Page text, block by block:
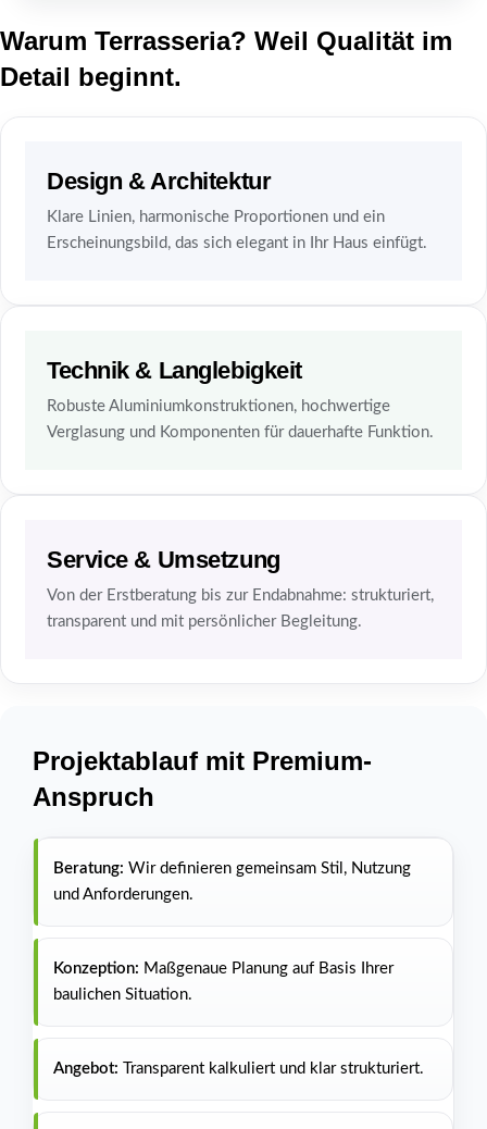
Warum Terrasseria? Weil Qualität im
Detail beginnt.
Design & Architektur
Klare Linien, harmonische Proportionen und ein
Erscheinungsbild, das sich elegant in Ihr Haus einfügt.
Technik & Langlebigkeit
Robuste Aluminiumkonstruktionen, hochwertige
Verglasung und Komponenten für dauerhafte Funktion.
Service & Umsetzung
Von der Erstberatung bis zur Endabnahme: strukturiert,
transparent und mit persönlicher Begleitung.
Projektablauf mit Premium-
Anspruch
Beratung: Wir definieren gemeinsam Stil, Nutzung
und Anforderungen.
Konzeption: Maßgenaue Planung auf Basis Ihrer
baulichen Situation.
Angebot: Transparent kalkuliert und klar strukturiert.